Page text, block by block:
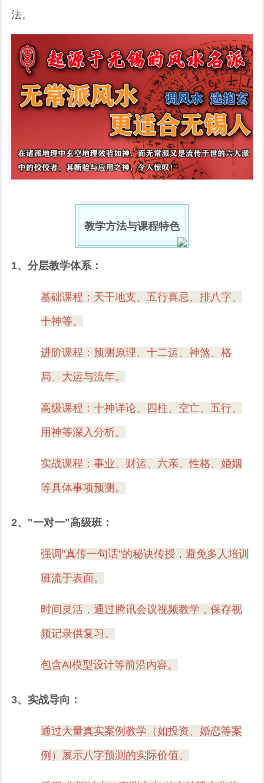
法。
教学方法与课程特色
1、分层教学体系：
基础课程：天干地支、五行喜忌、排八字、
十神等。
进阶课程：预测原理、十二运、神煞、格
局、大运与流年。
高级课程：十神详论、四柱、空亡、五行、
用神等深入分析。
实战课程：事业、财运、六亲、性格、婚姻
等具体事项预测。
2、"一对一"高级班：
强调"真传一句话"的秘诀传授，避免多人培训
班流于表面。
时间灵活，通过腾讯会议视频教学，保存视
频记录供复习。
包含AI模型设计等前沿内容。
3、实战导向：
通过大量真实案例教学（如投资、婚恋等案
例）展示八字预测的实际价值。